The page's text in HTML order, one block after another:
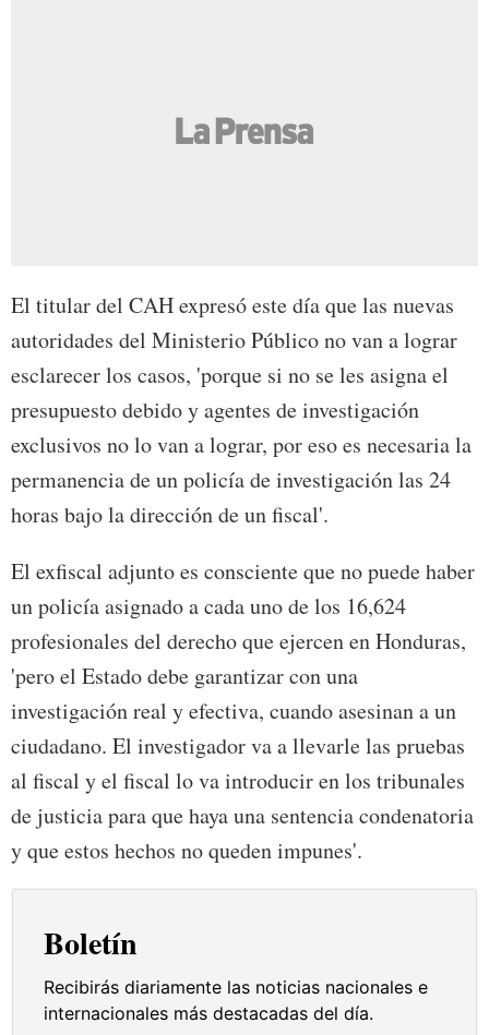
El titular del CAH expresó este día que las nuevas
autoridades del Ministerio Público no van a lograr
esclarecer los casos, 'porque si no se les asigna el
presupuesto debido y agentes de investigación
exclusivos no lo van a lograr, por eso es necesaria la
permanencia de un policía de investigación las 24
horas bajo la dirección de un fiscal'.
El exfiscal adjunto es consciente que no puede haber
un policía asignado a cada uno de los 16,624
profesionales del derecho que ejercen en Honduras,
'pero el Estado debe garantizar con una
investigación real y efectiva, cuando asesinan a un
ciudadano. El investigador va a llevarle las pruebas
al fiscal y el fiscal lo va introducir en los tribunales
de justicia para que haya una sentencia condenatoria
y que estos hechos no queden impunes'.
Boletín
Recibirás diariamente las noticias nacionales e
internacionales más destacadas del día.